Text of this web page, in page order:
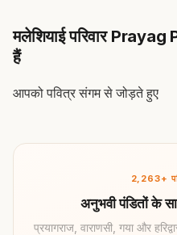
मलेशियाई परिवार
हैं
आपको पवित्र संगम से जोड़ते हुए
2,263+
अनुभवी पंडितों के
प्रयागराज, वाराणसी, गया और